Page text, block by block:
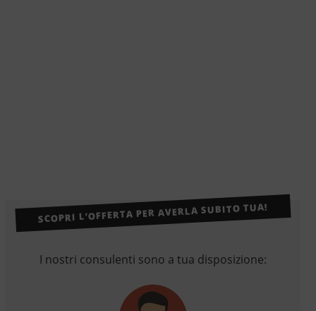
SCOPRI L’OFFERTA PER AVERLA SUBITO TUA!
I nostri consulenti sono a tua disposizione: